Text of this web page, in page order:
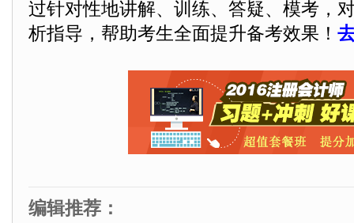
过针对性地讲解、训练、答疑、模考，
析指导，帮助考生全面提升备考效果！
编辑推荐：